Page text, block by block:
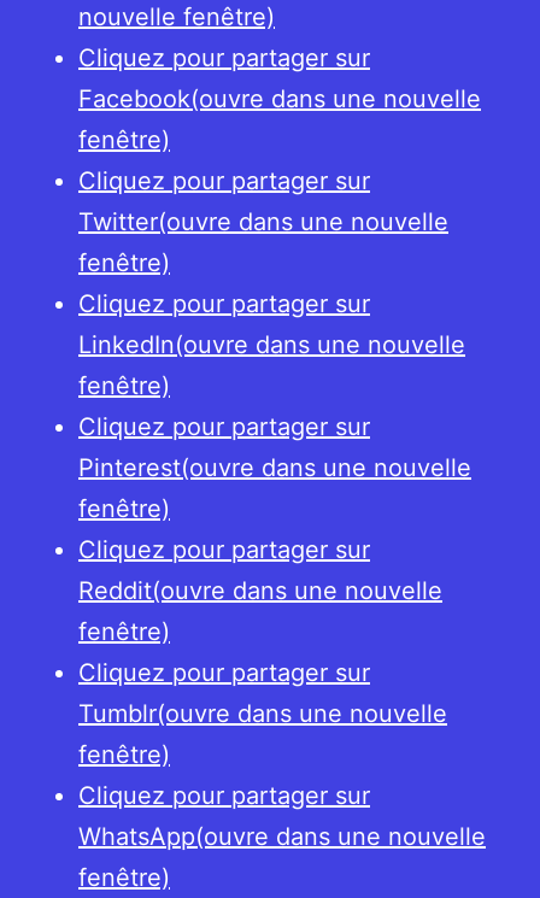
nouvelle fenêtre)
Cliquez pour partager sur
Facebook(ouvre dans une nouvelle
fenêtre)
Cliquez pour partager sur
Twitter(ouvre dans une nouvelle
fenêtre)
Cliquez pour partager sur
LinkedIn(ouvre dans une nouvelle
fenêtre)
Cliquez pour partager sur
Pinterest(ouvre dans une nouvelle
fenêtre)
Cliquez pour partager sur
Reddit(ouvre dans une nouvelle
fenêtre)
Cliquez pour partager sur
Tumblr(ouvre dans une nouvelle
fenêtre)
Cliquez pour partager sur
WhatsApp(ouvre dans une nouvelle
fenêtre)